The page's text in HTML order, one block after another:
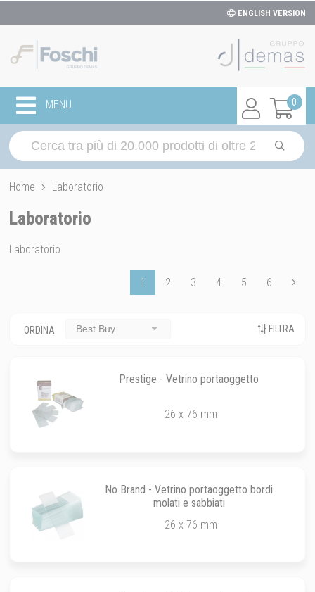
ENGLISH VERSION
0
MENU
Home Laboratorio
Laboratorio
Laboratorio
1 2 3 4 5 6
ORDINA Best Buy FILTRA
Prestige - Vetrino portaoggetto
26 x 76 mm
No Brand - Vetrino portaoggetto bordi
molati e sabbiati
26 x 76 mm